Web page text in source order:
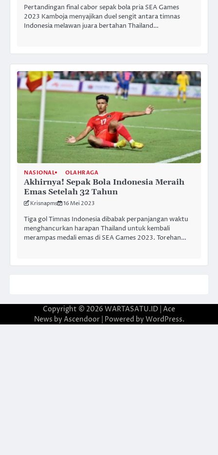
Pertandingan final cabor sepak bola pria SEA Games
2023 Kamboja menyajikan duel sengit antara timnas
Indonesia melawan juara bertahan Thailand…
NASIONAL OLAHRAGA
Akhirnya! Sepak Bola Indonesia Meraih
Emas Setelah 32 Tahun
Krisnapms 16 Mei 2023
Tiga gol Timnas Indonesia dibabak perpanjangan waktu
menghancurkan harapan Thailand untuk kembali
merampas medali emas di SEA Games 2023. Torehan…
Copyright © 2026 WARTASATU.ID | Ace
News by Ascendoor| Powered by WordPress.